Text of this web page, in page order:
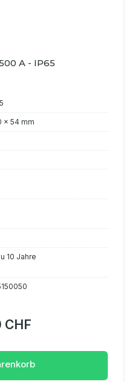
A - IP65
x 54 mm
10 Jahre
CHF